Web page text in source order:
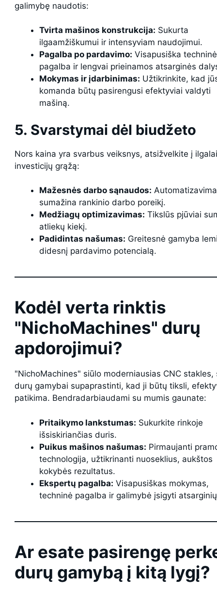
galimybę naudotis:
Tvirta mašinos konstrukcija: Sukurta
ilgaamžiškumui ir intensyviam naudojimui.
Pagalba po pardavimo: Visapusiška techninė
pagalba ir lengvai prieinamos atsarginės
Mokymas ir įdarbinimas: Užtikrinkite, kad
komanda būtų pasirengusi efektyviai valdyti
mašiną.
5. Svarstymai dėl biudžeto
Nors kaina yra svarbus veiksnys, atsižvelkite į
investicijų grąžą:
Mažesnės darbo sąnaudos:
sumažina rankinio darbo poreikį.
Medžiagų optimizavimas: Tikslūs pjūviai
atliekų kiekį.
Padidintas našumas: Greitesnė gamyba
didesnį pardavimo potencialą.
Kodėl verta rinktis
"NichoMachines" durų
apdorojimui?
"NichoMachines" siūlo moderniausias CNC stakles,
durų gamybai supaprastinti, kad ji būtų tiksli,
patikima. Bendradarbiaudami su mumis gaunate:
Pritaikymo lankstumas: Sukurkite rinkoje
išsiskiriančias duris.
Puikus mašinos našumas: Pirmaujanti
technologija, užtikrinanti nuoseklius, aukštos
kokybės rezultatus.
Ekspertų pagalba: Visapusiškas mokymas,
techninė pagalba ir galimybė įsigyti
Ar esate pasirengę
durų gamybą į kitą lygį?